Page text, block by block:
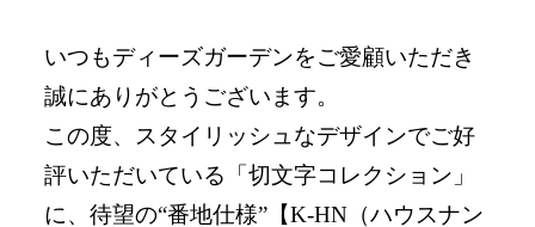
いつもディーズガーデンをご愛顧いただき
誠にありがとうございます。
この度、スタイリッシュなデザインでご好
評いただいている「切文字コレクション」
に、待望の“番地仕様”【K-HN（ハウスナン